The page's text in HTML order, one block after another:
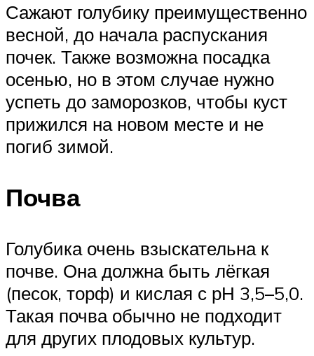
Сажают голубику преимущественно
весной, до начала распускания
почек. Также возможна посадка
осенью, но в этом случае нужно
успеть до заморозков, чтобы куст
прижился на новом месте и не
погиб зимой.
Почва
Голубика очень взыскательна к
почве. Она должна быть лёгкая
(песок, торф) и кислая с рН 3,5–5,0.
Такая почва обычно не подходит
для других плодовых культур.